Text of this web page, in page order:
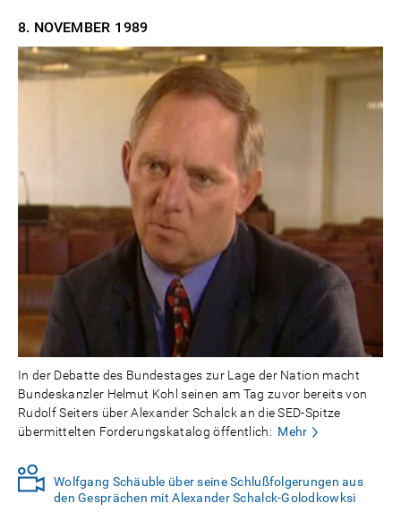
8. NOVEMBER 1989
In der Debatte des Bundestages zur Lage der Nation macht
Bundeskanzler Helmut Kohl seinen am Tag zuvor bereits von
Rudolf Seiters über Alexander Schalck an die SED-Spitze
übermittelten Forderungskatalog öffentlich: Mehr
Wolfgang Schäuble über seine Schlußfolgerungen aus
den Gesprächen mit Alexander Schalck-Golodkowksi